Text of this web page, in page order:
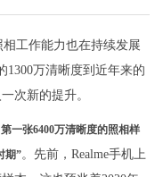
工作能力也在持续发展
1300万清晰度到近年来的
次新的提升。
一张6400万清晰度的照相样
期”。先前，Realme手机上